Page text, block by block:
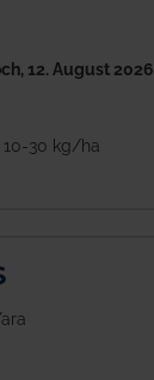
12. August 2026
10-30 kg/ha